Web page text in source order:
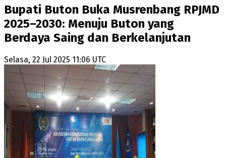
Bupati Buton Buka Musrenbang RPJMD
2025–2030: Menuju Buton yang
Berdaya Saing dan Berkelanjutan
Selasa, 22 Jul 2025 11:06 UTC